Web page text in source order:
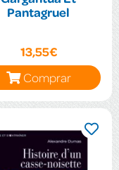
Pantagruel
13,55€
Comprar